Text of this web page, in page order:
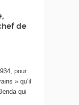
de
pour
» qu’il
qui